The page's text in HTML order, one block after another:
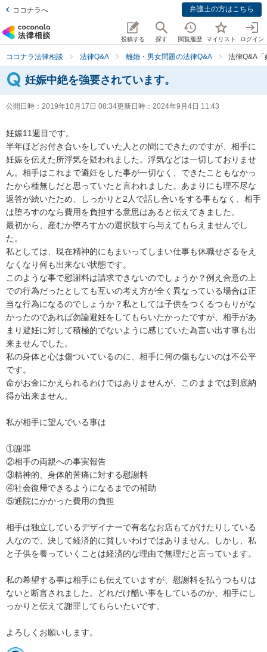
ココナラへ 弁護士の方はこちら
投稿する 探す 閲覧履歴 マイリスト ログイン
ココナラ法律相談 法律Q&A 離婚・男女問題の法律Q&A 法律Q&A「
妊娠中絶を強要されています。
公開日時： 2019年10月17日 08:34更新日時： 2024年9月4日 11:43
妊娠11週目です。
半年ほどお付き合いをしていた人との間にできたのですが、相手に
妊娠を伝えた所浮気を疑われました。浮気などは一切しておりませ
ん。相手はこれまで避妊をした事が一切なく、できたこともなかっ
たから種無しだと思っていたと言われました。あまりにも理不尽な
返答が続いたため、しっかりと2人で話し合いをする事もなく、相手
は堕ろすのなら費用を負担する意思はあると伝えてきました。
最初から、産むか堕ろすかの選択肢すら与えてもらえませんでし
た。
私としては、現在精神的にもまいってしまい仕事も休職せざるをえ
なくなり何も出来ない状態です。
このような事で慰謝料は請求できないのでしょうか？例え合意の上
での行為だったとしても互いの考え方が全く異なっている場合は正
当な行為になるのでしょうか？私としては子供をつくるつもりがな
かったのであれば勿論避妊をしてもらいたかったですが、相手があ
まり避妊に対して積極的でないように感じていた為言い出す事も出
来ませんでした。
私の身体と心は傷ついているのに、相手に何の傷もないのは不公平
です。
命がお金にかえられるわけではありませんが、このままでは到底納
得が出来ません。
私が相手に望んでいる事は
①謝罪
②相手の両親への事実報告
③精神的、身体的苦痛に対する慰謝料
④社会復帰できるようになるまでの補助
⑤通院にかかった費用の負担
相手は独立しているデザイナーで有名なお店もてがけたりしている
人なので、決して経済的に貧しいわけではありません。しかし、私
と子供を養っていくことは経済的な理由で無理だと言っています。
私の希望する事は相手にも伝えていますが、慰謝料を払うつもりは
ないと断言されました。どれだけ酷い事をしているのか、相手にし
っかりと伝えて謝罪してもらいたいです。